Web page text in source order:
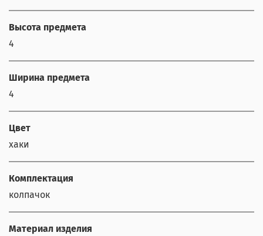
Высота предмета
4
Ширина предмета
4
Цвет
хаки
Комплектация
колпачок
Материал изделия